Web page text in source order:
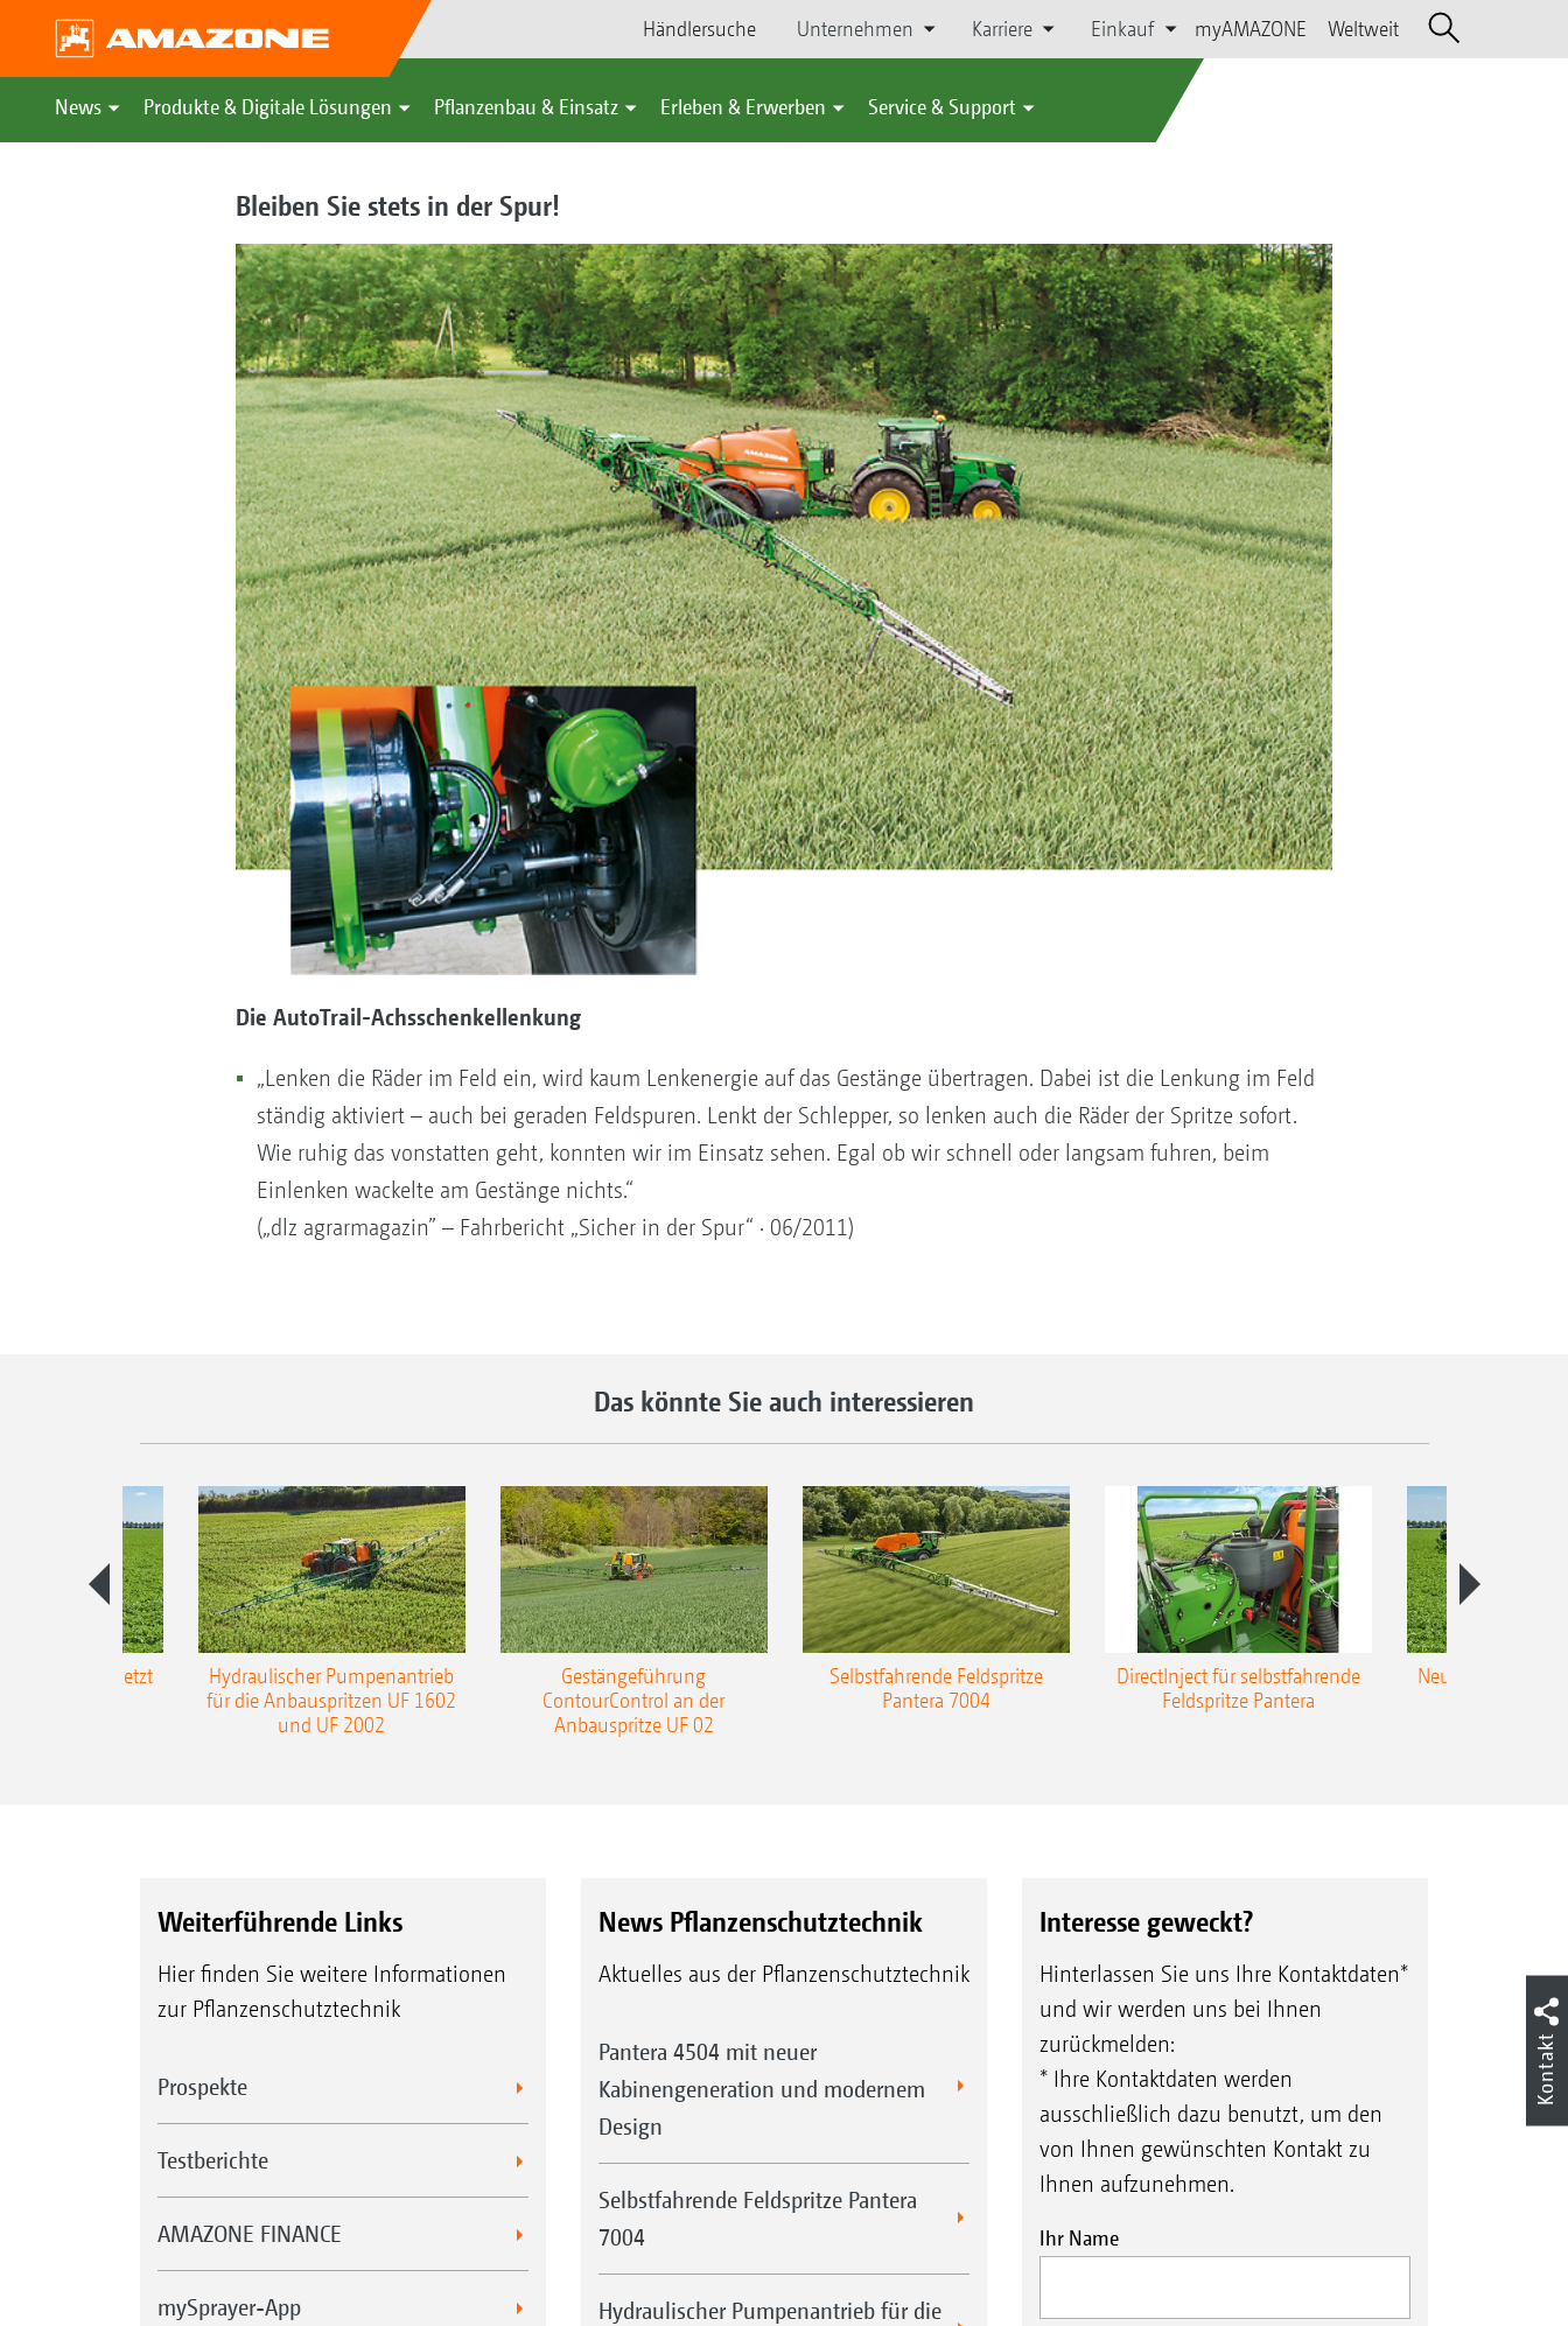
Händlersuche Unternehmen Karriere Einkauf myAMAZONE Weltweit
News Produkte & Digitale Lösungen Pflanzenbau & Einsatz Erleben & Erwerben Service & Support
Bleiben Sie stets in der Spur!
Die AutoTrail-Achsschenkellenkung
„Lenken die Räder im Feld ein, wird kaum Lenkenergie auf das Gestänge übertragen. Dabei ist die Lenkung im Feld
ständig aktiviert – auch bei geraden Feldspuren. Lenkt der Schlepper, so lenken auch die Räder der Spritze sofort.
Wie ruhig das vonstatten geht, konnten wir im Einsatz sehen. Egal ob wir schnell oder langsam fuhren, beim
Einlenken wackelte am Gestänge nichts.“
(„dlz agrarmagazin” – Fahrbericht „Sicher in der Spur“ · 06/2011)
Das könnte Sie auch interessieren
L3-Gestänge jetzt
Hydraulischer Pumpenantrieb
für die Anbauspritzen UF 1602
und UF 2002
Gestängeführung
ContourControl an der
Anbauspritze UF 02
Selbstfahrende Feldspritze
Pantera 7004
DirectInject für selbstfahrende
Feldspritze Pantera
Neue Super-L3-
Weiterführende Links
Hier finden Sie weitere Informationen
zur Pflanzenschutztechnik
Prospekte
Testberichte
AMAZONE FINANCE
mySprayer-App
News Pflanzenschutztechnik
Aktuelles aus der Pflanzenschutztechnik
Pantera 4504 mit neuer
Kabinengeneration und modernem
Design
Selbstfahrende Feldspritze Pantera
7004
Hydraulischer Pumpenantrieb für die
Interesse geweckt?
Hinterlassen Sie uns Ihre Kontaktdaten*
und wir werden uns bei Ihnen
zurückmelden:
* Ihre Kontaktdaten werden
ausschließlich dazu benutzt, um den
von Ihnen gewünschten Kontakt zu
Ihnen aufzunehmen.
Ihr Name
Kontakt